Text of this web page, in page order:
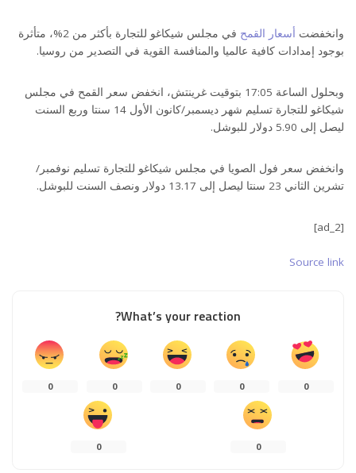
وانخفضت أسعار القمح
في مجلس شيكاغو للتجارة بأكثر من 2%، متأثرة
بوجود إمدادات كافية عالميا والمنافسة القوية في التصدير من روسيا.
وبحلول الساعة 17:05 بتوقيت غرينتش، انخفض سعر القمح في مجلس
شيكاغو للتجارة تسليم شهر ديسمبر/كانون الأول 14 سنتا وربع السنت
ليصل إلى 5.90 دولار للبوشل.
وانخفض سعر فول الصويا في مجلس شيكاغو للتجارة تسليم نوفمبر/
تشرين الثاني 23 سنتا ليصل إلى 13.17 دولار ونصف السنت للبوشل.
[ad_2]
Source link
What’s your reaction?
0
0
0
0
0
0
0